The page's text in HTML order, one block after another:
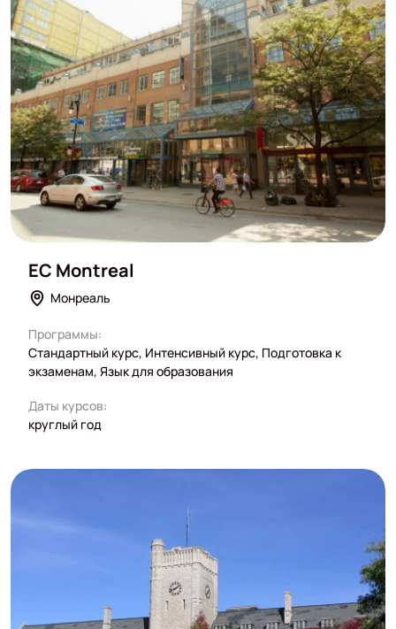
EC Montreal
Монреаль
Программы:
Стандартный курс, Интенсивный курс, Подготовка к
экзаменам, Язык для образования
Даты курсов:
круглый год